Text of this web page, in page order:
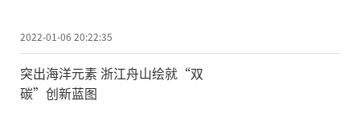
2022-01-06 20:22:35
突出海洋元素 浙江舟山绘就“双
碳”创新蓝图